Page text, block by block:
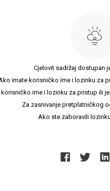
Cjelovit sadržaj dostupan
imate korisničko ime i lozinku za
ime i lozinku za pristup ili
Za zasnivanje pretplatničkog
Ako ste zaboravili lozinku